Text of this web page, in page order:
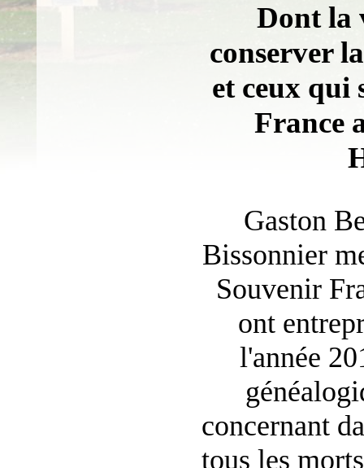
Dont la
conserver
et ceux qui
France
Gaston
Bissonnier
Souvenir
ont
l'année
concernant
tous les